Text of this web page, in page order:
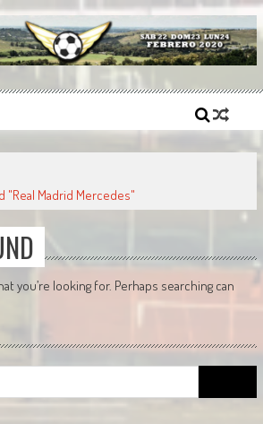
Campeones
los mejores equipos de fútbol sintético del país.
"Real Madrid Mercedes"
you’re looking for. Perhaps searching can
for: